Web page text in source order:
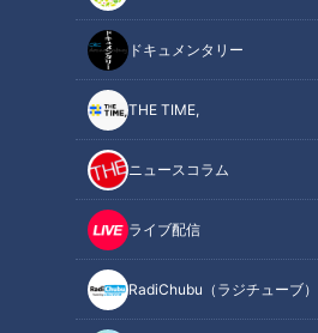
ドキュメンタリー
THE TIME,
ニュースコラム
ライブ配信
RadiChubu（ラジチューブ）
この記事を見たあなたへのお
1時間に１度のペースで襲ってく
る…取材した日、皮膚の状態は
【とても悪い】‥難病・道化師